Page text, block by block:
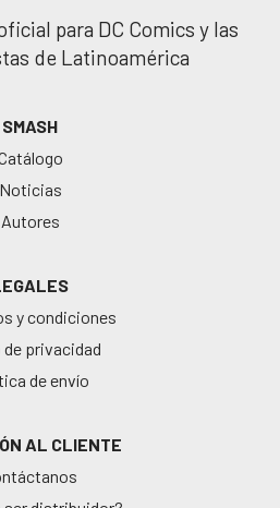
para DC Comics y las
de Latinoamérica
SMASH
Noticias
Autores
y condiciones
privacidad
de envío
AL CLIENTE